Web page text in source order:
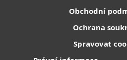
Obchodní
Ochrana
Spravovat